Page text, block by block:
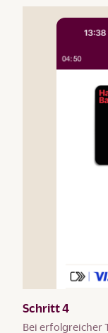
Schritt 4
Bei erfolgreicher